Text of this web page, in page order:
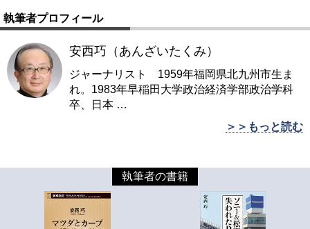
執筆者プロフィール
安西巧（あんざいたくみ）
ジャーナリスト 1959年福岡県北九州市生ま
れ。1983年早稲田大学政治経済学部政治学科
卒、日本 …
＞＞もっと読む
執筆者の書籍